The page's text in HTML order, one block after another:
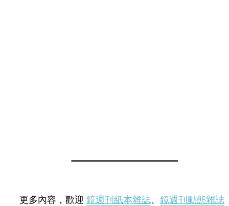
更多內容，歡迎 鏡週刊紙本雜誌、 鏡週刊動態雜誌